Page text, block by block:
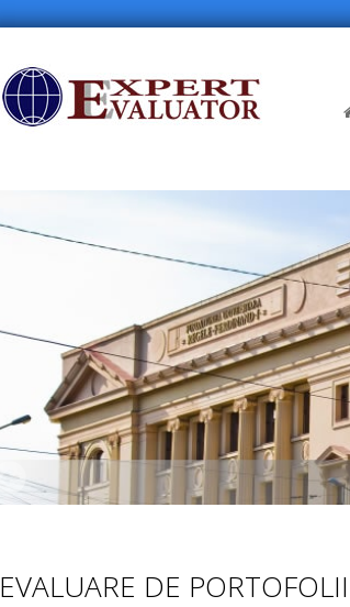
EVALUARE DE